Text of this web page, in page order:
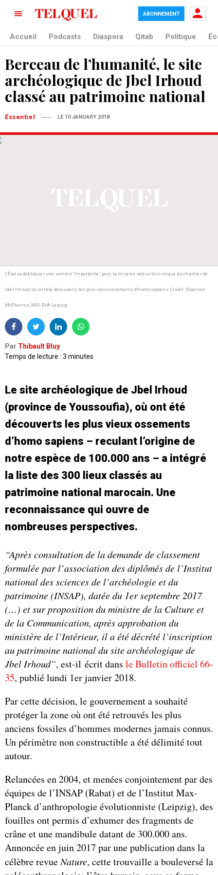
ABONNEMENT
Accueil Podcasts Diaspora Qitab Politique
Berceau de l’humanité, le site
archéologique de Jbel Irhoud
classé au patrimoine national
Éssentiel LE 10 JANUARY 2018
L'État va débloquer une somme "importante" pour la mise en valeur touristique du chantier de
Jbel Irhoud, où ont été découverts les plus vieux ossements d'homo sapiens.Crédit: Shannon
McPherron, MPI EVA Leipzig
Par Thibault Bluy
Temps de lecture : 3 minutes
Le site archéologique de Jbel Irhoud
(province de Youssoufia), où ont été
découverts les plus vieux ossements
d’homo sapiens – reculant l’origine de
notre espèce de 100.000 ans – a intégré
la liste des 300 lieux classés au
patrimoine national marocain. Une
reconnaissance qui ouvre de
nombreuses perspectives.
“Après consultation de la demande de classement
formulée par l’association des diplômés de l’Institut
national des sciences de l’archéologie et du
patrimoine (INSAP), datée du 1er septembre 2017
(…) et sur proposition du ministre de la Culture et
de la Communication, après approbation du
ministère de l’Intérieur, il a été décrété l’inscription
au patrimoine national du site archéologique de
Jbel Irhoud”, est-il écrit dans le Bulletin officiel 66-
35, publié lundi 1er janvier 2018.
Par cette décision, le gouvernement a souhaité
protéger la zone où ont été retrouvés les plus
anciens fossiles d’hommes modernes jamais connus.
Un périmètre non constructible a été délimité tout
autour.
Relancées en 2004, et menées conjointement par des
équipes de l’INSAP (Rabat) et de l’Institut Max-
Planck d’anthropologie évolutionniste (Leipzig), des
fouilles ont permis d’exhumer des fragments de
crâne et une mandibule datant de 300.000 ans.
Annoncée en juin 2017 par une publication dans la
célèbre revueNature, cette trouvaille a bouleversé la